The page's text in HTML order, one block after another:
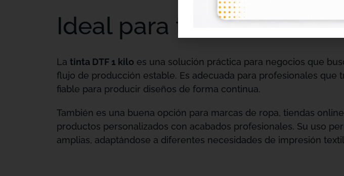
Ideal para talleres,
La tinta DTF 1 kilo es una solución práctica para negocios que
flujo de producción estable. Es adecuada para profesionales
fiable para producir diseños de forma continua.
También es una buena opción para marcas de ropa, tiendas
productos personalizados con acabados profesionales. Su uso
amplias, adaptándose a diferentes necesidades de impresión